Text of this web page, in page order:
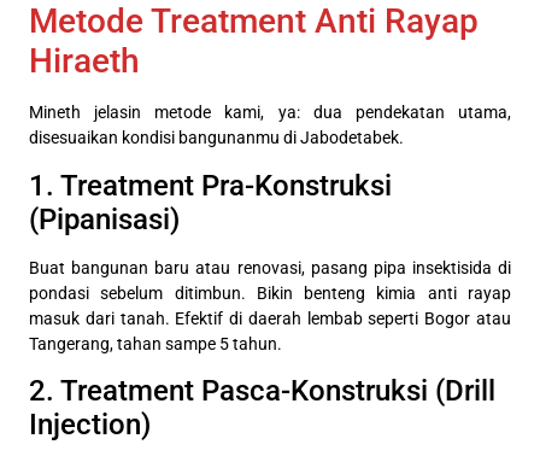
Metode Treatment Anti Rayap
Hiraeth
Mineth jelasin metode kami, ya: dua pendekatan utama,
disesuaikan kondisi bangunanmu di Jabodetabek.
1. Treatment Pra-Konstruksi
(Pipanisasi)
Buat bangunan baru atau renovasi, pasang pipa insektisida di
pondasi sebelum ditimbun. Bikin benteng kimia anti rayap
masuk dari tanah. Efektif di daerah lembab seperti Bogor atau
Tangerang, tahan sampe 5 tahun.
2. Treatment Pasca-Konstruksi (Drill
Injection)